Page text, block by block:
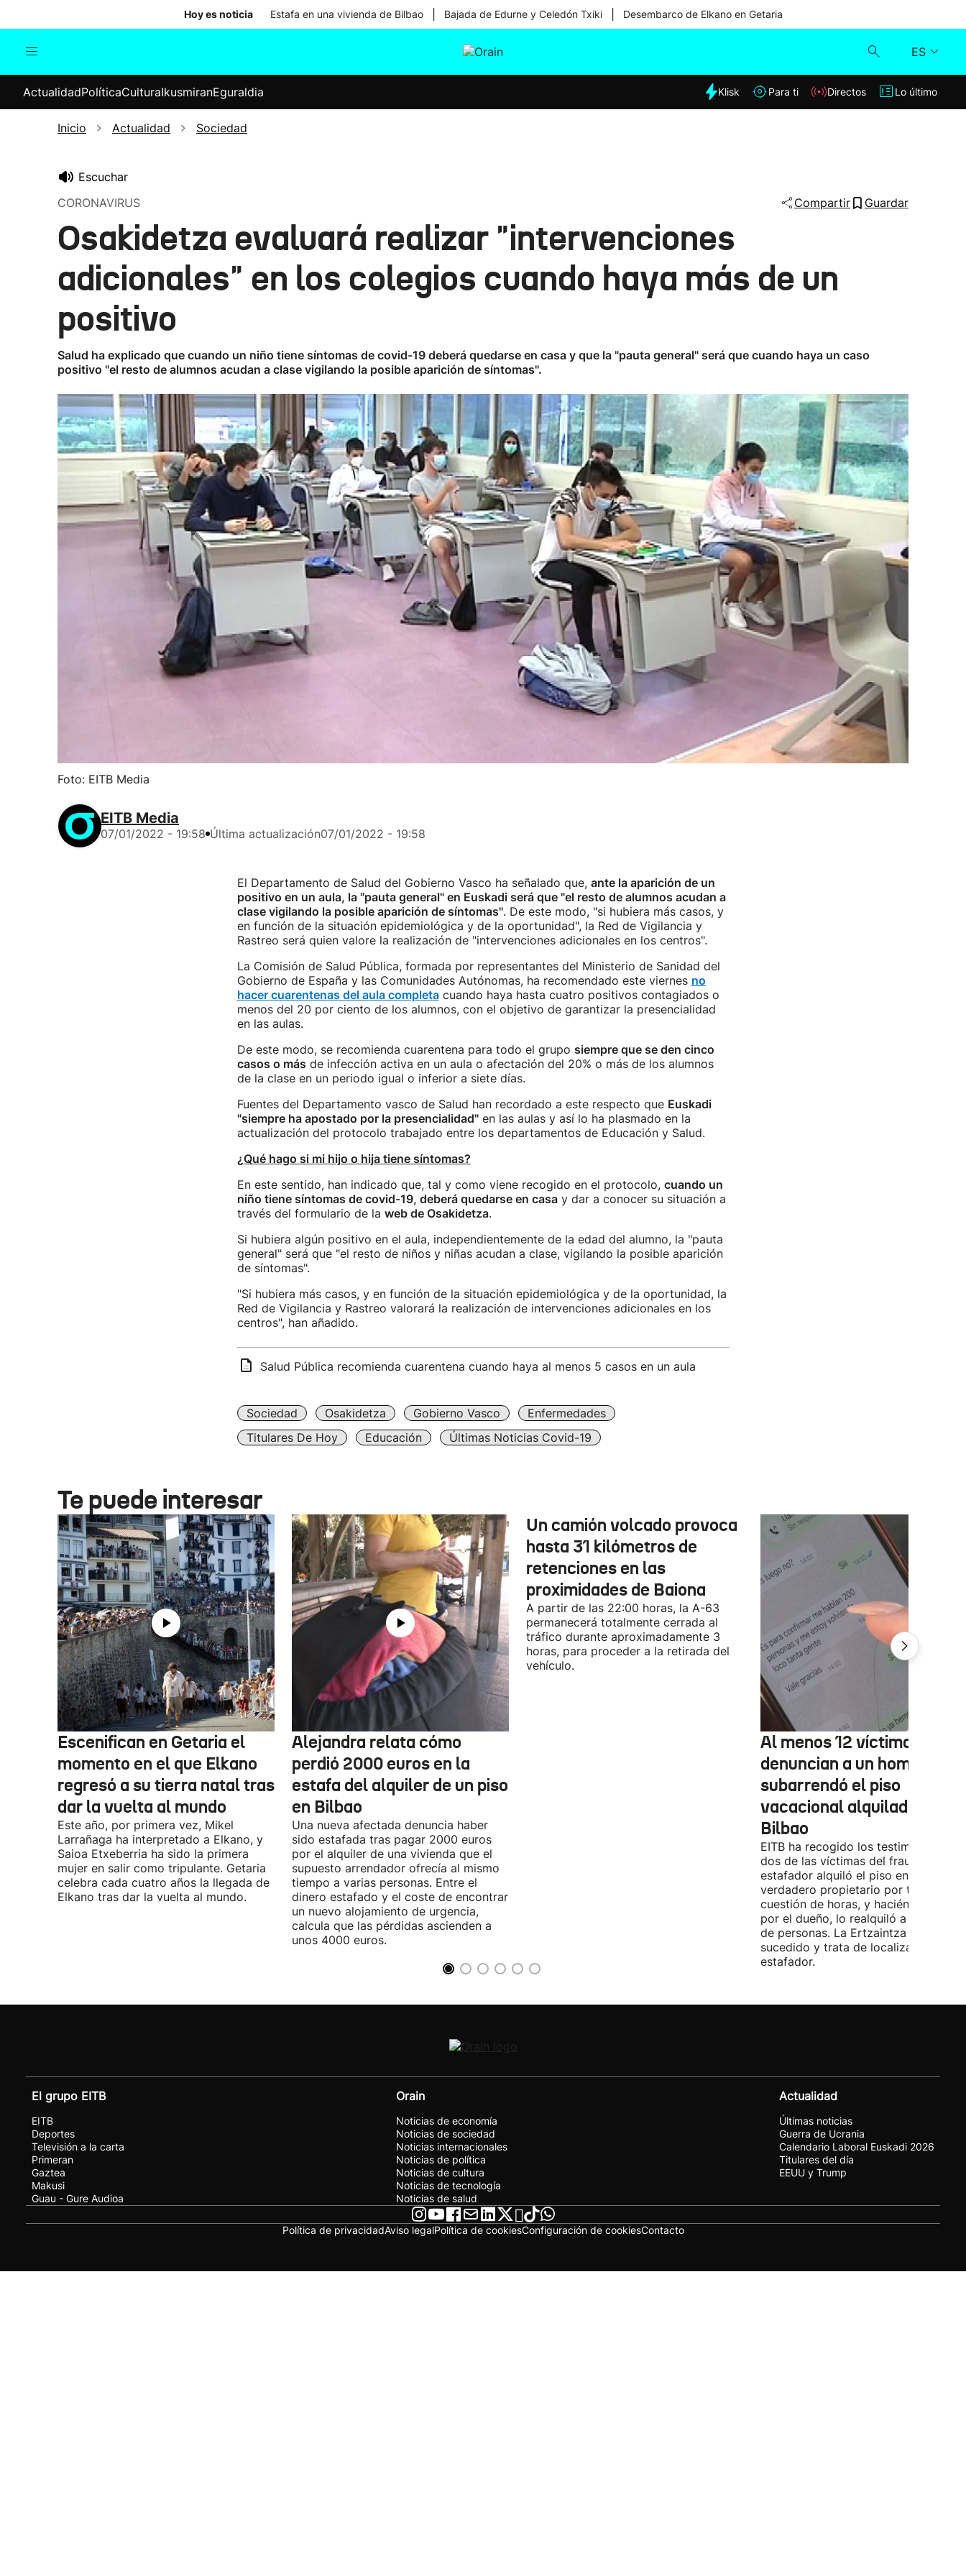
Hoy es noticia Estafa en una vivienda de Bilbao Bajada de Edurne y Celedón Txiki Desembarco de Elkano en Getaria
ES
Internacional
Elecciones
Klisk
ActualidadPolíticaCulturaIkusmiranEguraldia Klisk Para ti Directos Lo último
Inicio Actualidad Sociedad
Escuchar
CORONAVIRUS
Compartir Guardar
Osakidetza evaluará realizar "intervenciones
adicionales" en los colegios cuando haya más de un
positivo
Salud ha explicado que cuando un niño tiene síntomas de covid-19 deberá quedarse en casa y que la "pauta general" será que cuando haya un caso
positivo "el resto de alumnos acudan a clase vigilando la posible aparición de síntomas".
Foto: EITB Media
EITB Media
07/01/2022 - 19:58 Última actualización07/01/2022 - 19:58
El Departamento de Salud del Gobierno Vasco ha señalado que, ante la aparición de un
positivo en un aula, la "pauta general" en Euskadi será que "el resto de alumnos acudan a
clase vigilando la posible aparición de síntomas". De este modo, "si hubiera más casos, y
en función de la situación epidemiológica y de la oportunidad", la Red de Vigilancia y
Rastreo será quien valore la realización de "intervenciones adicionales en los centros".
La Comisión de Salud Pública, formada por representantes del Ministerio de Sanidad del
Gobierno de España y las Comunidades Autónomas, ha recomendado este viernes no
hacer cuarentenas del aula completacuando haya hasta cuatro positivos contagiados o
menos del 20 por ciento de los alumnos, con el objetivo de garantizar la presencialidad
en las aulas.
De este modo, se recomienda cuarentena para todo el grupo siempre que se den cinco
casos o más de infección activa en un aula o afectación del 20% o más de los alumnos
de la clase en un periodo igual o inferior a siete días.
Fuentes del Departamento vasco de Salud han recordado a este respecto que Euskadi
"siempre ha apostado por la presencialidad"en las aulas y así lo ha plasmado en la
actualización del protocolo trabajado entre los departamentos de Educación y Salud.
¿Qué hago si mi hijo o hija tiene síntomas?
En este sentido, han indicado que, tal y como viene recogido en el protocolo, cuando un
niño tiene síntomas de covid-19, deberá quedarse en casay dar a conocer su situación a
través del formulario de la web de Osakidetza.
Si hubiera algún positivo en el aula, independientemente de la edad del alumno, la "pauta
general" será que "el resto de niños y niñas acudan a clase, vigilando la posible aparición
de síntomas".
"Si hubiera más casos, y en función de la situación epidemiológica y de la oportunidad, la
Red de Vigilancia y Rastreo valorará la realización de intervenciones adicionales en los
centros", han añadido.
Salud Pública recomienda cuarentena cuando haya al menos 5 casos en un aula
Sociedad Osakidetza Gobierno Vasco
Enfermedades
Titulares De Hoy
Educación Últimas Noticias Covid-19
Te puede interesar
Escenifican en Getaria el
momento en el que Elkano
regresó a su tierra natal tras
dar la vuelta al mundo
Este año, por primera vez, Mikel
Larrañaga ha interpretado a Elkano, y
Saioa Etxeberria ha sido la primera
mujer en salir como tripulante. Getaria
celebra cada cuatro años la llegada de
Elkano tras dar la vuelta al mundo.
Alejandra relata cómo
perdió 2000 euros en la
estafa del alquiler de un piso
en Bilbao
Una nueva afectada denuncia haber
sido estafada tras pagar 2000 euros
por el alquiler de una vivienda que el
supuesto arrendador ofrecía al mismo
tiempo a varias personas. Entre el
dinero estafado y el coste de encontrar
un nuevo alojamiento de urgencia,
calcula que las pérdidas ascienden a
unos 4000 euros.
Un camión volcado provoca
hasta 31 kilómetros de
retenciones en las
proximidades de Baiona
A partir de las 22:00 horas, la A-63
permanecerá totalmente cerrada al
tráfico durante aproximadamente 3
horas, para proceder a la retirada del
vehículo.
Al menos 12 víctimas
denuncian a un hombre
subarrendó el piso
vacacional alquilado en
Bilbao
EITB ha recogido los testimonios de
dos de las víctimas del fraude. El
estafador alquiló el piso en Airbnb a
verdadero propietario por tres días.
cuestión de horas, y haciéndose
por el dueño, lo realquiló a una
de personas. La Ertzaintza investiga
sucedido y trata de localizar al
estafador.
El grupo EITB
EITB
Deportes
Televisión a la carta
Primeran
Gaztea
Makusi
Guau - Gure Audioa
Orain
Noticias de economía
Noticias de sociedad
Noticias internacionales
Noticias de política
Noticias de cultura
Noticias de tecnología
Noticias de salud
Actualidad
Últimas noticias
Guerra de Ucrania
Calendario Laboral Euskadi 2026
Titulares del día
EEUU y Trump
Política de privacidadAviso legalPolítica de cookiesConfiguración de cookiesContacto